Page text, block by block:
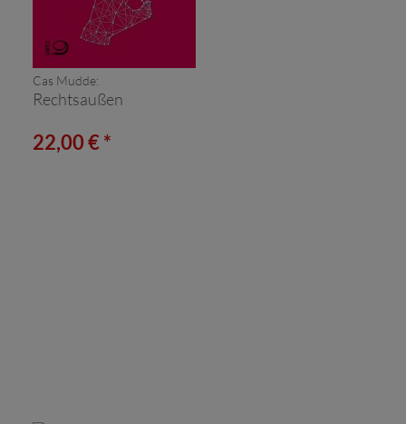
Cas Mudde:
Rechtsaußen
22,00 € *